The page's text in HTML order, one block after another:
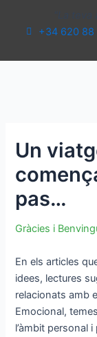
+34 620 88
Un
pas…
Gràcies i
En els articles
idees, lectures
relacionats amb
Emocional,
l’àmbit personal